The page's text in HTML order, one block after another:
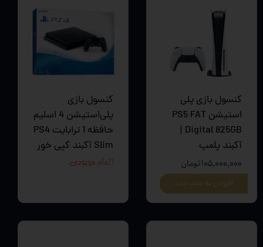
کنسول بازی پلی
استیشن PS5 FAT
Digital 825GB |
آکبند پلمپ
۱۰۵,۰۰۰,۰۰۰ تومان
افزودن به سبد خرید
کنسول بازی
پلی‌استیشن 4 اسلیم
حافظه 1 ترابایت PS4
Slim آکبند کپی خور
اتمام موجودی